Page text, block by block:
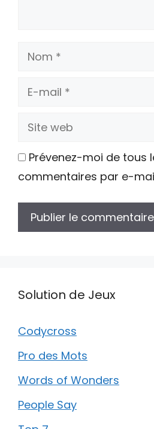
Nom
E-
Site
Prévenez-moi de tous
commentaires par e-
Solution de Jeux
Codycross
Pro des Mots
Words of Wonders
People Say